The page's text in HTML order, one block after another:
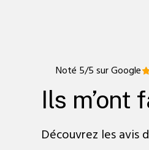
Noté 5/5 sur Google
Ils
Découvrez les avis